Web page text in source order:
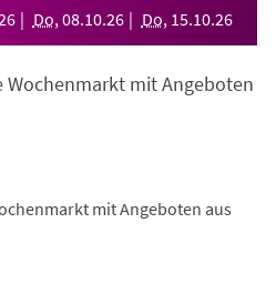
Do, 08.10.26 Do, 15.10.26
Wochenmarkt mit Angeboten
mit Angeboten aus